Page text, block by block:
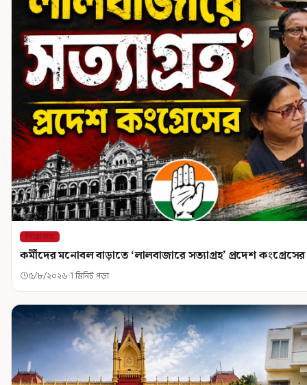
শিরোনাম
কর্মীদের মনোবল বাড়াতে ‘লালবাজারে সত্যাগ্রহ’ প্রদেশ কংগ্রেসের
৫/৮/২০২৬ 1 মিনিট পড়া